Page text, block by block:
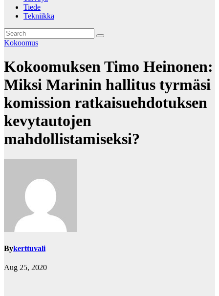
Tiede
Tekniikka
Kokoomus
Kokoomuksen Timo Heinonen:
Miksi Marinin hallitus tyrmäsi
komission ratkaisuehdotuksen
kevytautojen
mahdollistamiseksi?
Bykerttuvali
Aug 25, 2020